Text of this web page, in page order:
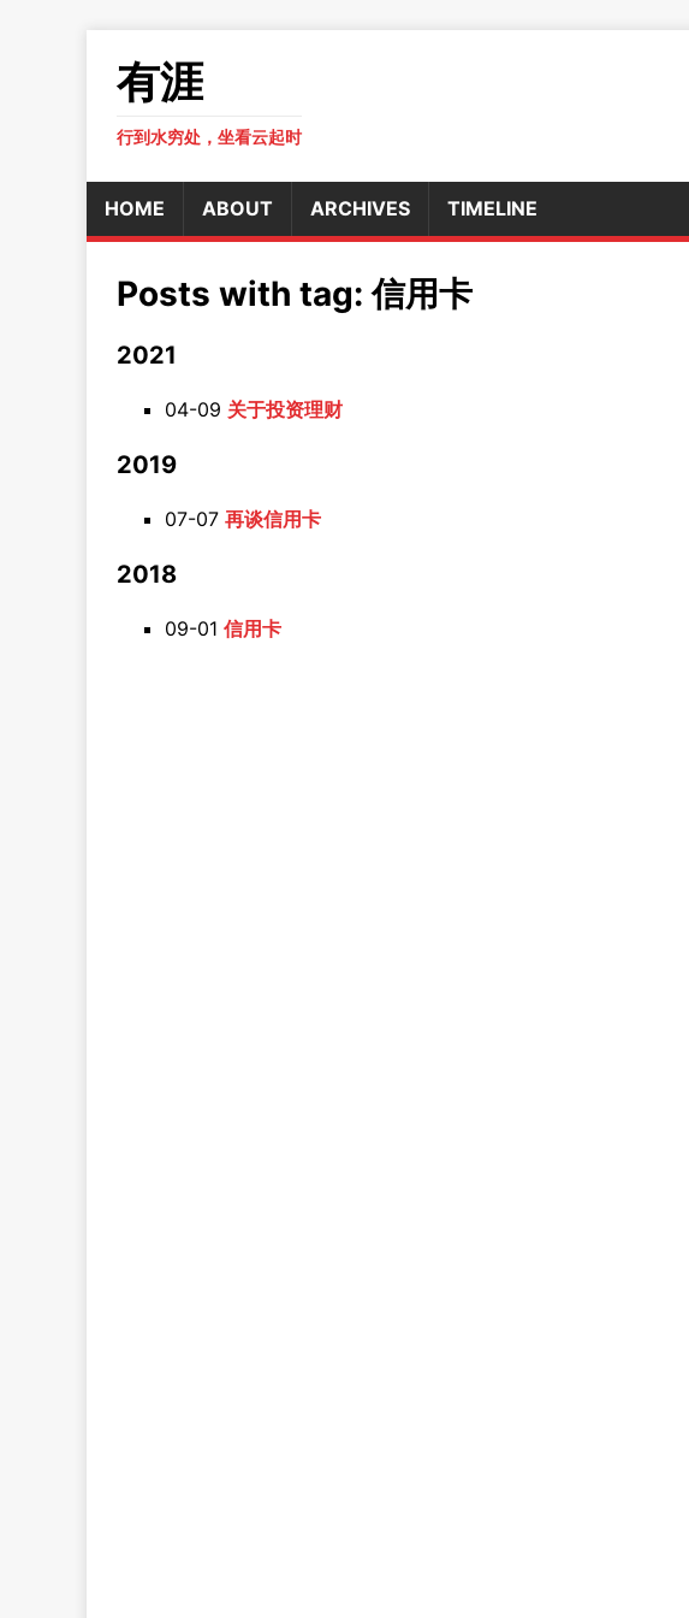
有涯
行到水穷处，坐看云起时
HOME ABOUT ARCHIVES TIMELINE
Posts with tag: 信用卡
2021
04-09 关于投资理财
2019
07-07 再谈信用卡
2018
09-01 信用卡